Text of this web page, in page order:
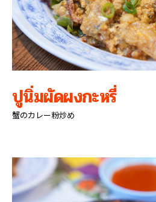
ปูนิ่มผัดผงกะหรี่
蟹のカレー粉炒め